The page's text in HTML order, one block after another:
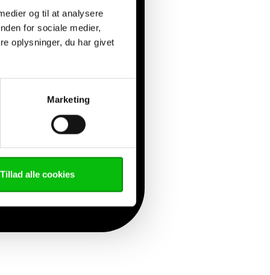
og til at analysere
for sociale medier,
oplysninger, du har givet
Marketing
Tillad alle cookies